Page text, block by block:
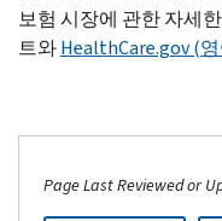
보험 시장에 관한 자세
트와HealthCare.gov(영
Page Last Reviewed or